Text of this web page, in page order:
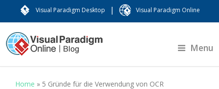
Visual Paradigm Desktop | Visual Paradigm Online
Menu
Home » 5 Gründe für die Verwendung von OCR